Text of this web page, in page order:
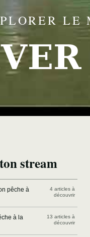
LE
stream
pêche à
4 articles à
découvrir
à la
13 articles à
découvrir